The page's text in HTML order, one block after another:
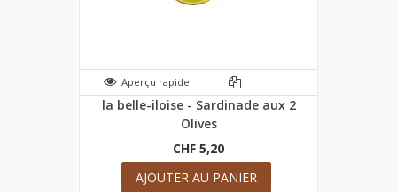
Aperçu rapide
la belle-iloise - Sardinade aux 2
Olives
CHF 5,20
AJOUTER AU PANIER